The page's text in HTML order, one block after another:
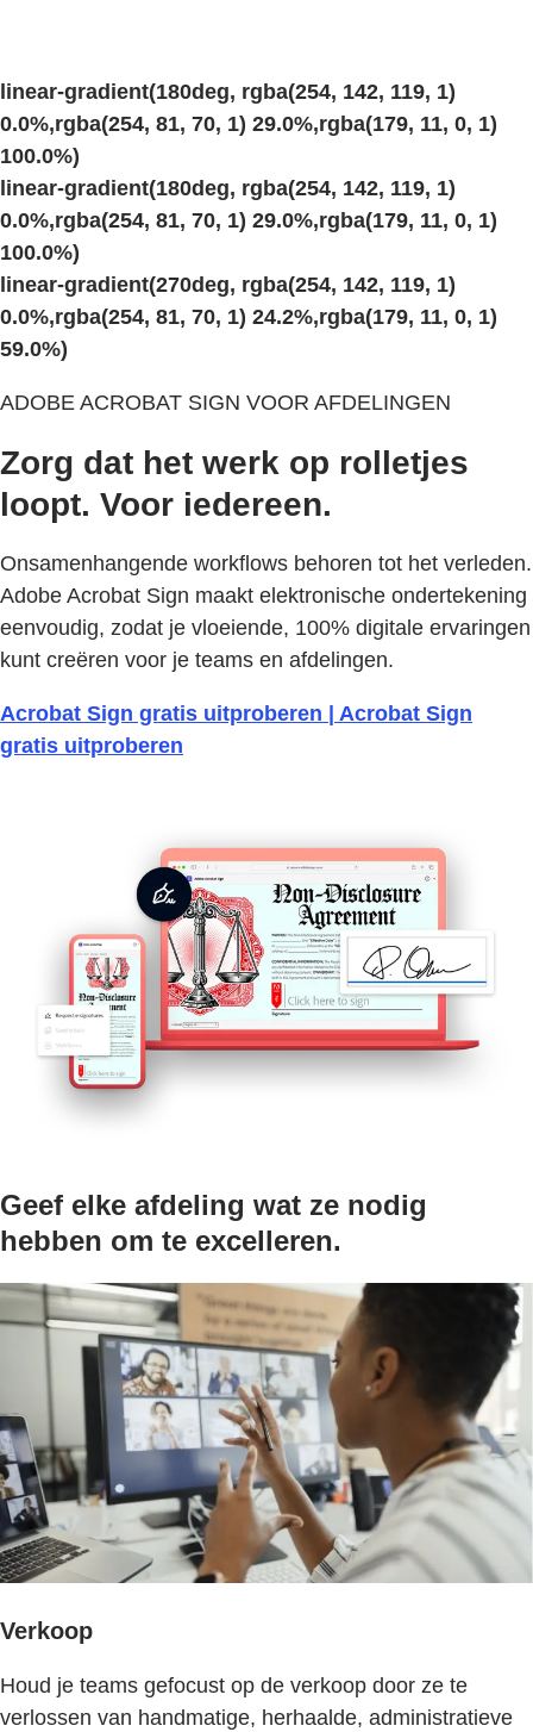
linear-gradient(180deg, rgba(254, 142, 119, 1)
0.0%,rgba(254, 81, 70, 1) 29.0%,rgba(179, 11, 0, 1)
100.0%)
linear-gradient(180deg, rgba(254, 142, 119, 1)
0.0%,rgba(254, 81, 70, 1) 29.0%,rgba(179, 11, 0, 1)
100.0%)
linear-gradient(270deg, rgba(254, 142, 119, 1)
0.0%,rgba(254, 81, 70, 1) 24.2%,rgba(179, 11, 0, 1)
59.0%)
ADOBE ACROBAT SIGN VOOR AFDELINGEN
Zorg dat het werk op rolletjes
loopt. Voor iedereen.
Onsamenhangende workflows behoren tot het verleden.
Adobe Acrobat Sign maakt elektronische ondertekening
eenvoudig, zodat je vloeiende, 100% digitale ervaringen
kunt creëren voor je teams en afdelingen.
Acrobat Sign gratis uitproberen | Acrobat Sign
gratis uitproberen
Geef elke afdeling wat ze nodig
hebben om te excelleren.
Verkoop
Houd je teams gefocust op de verkoop door ze te
verlossen van handmatige, herhaalde, administratieve